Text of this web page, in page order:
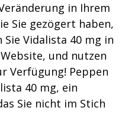
in Ihrem
Sie gezögert haben,
Vidalista 40 mg in
und nutzen
Verfügung! Peppen
40 mg, ein
Sie nicht im Stich